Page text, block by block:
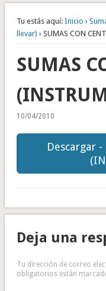
Tu estás aquí: Inicio ›
llevar) › SUMAS CON
SUMAS
10/04/2010
Descargar -
Deja una
Tu dirección de correo
obligatorios están